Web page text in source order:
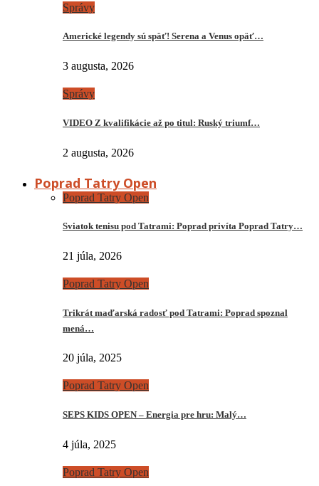
Správy
Americké legendy sú späť! Serena a Venus opäť…
3 augusta, 2026
Správy
VIDEO Z kvalifikácie až po titul: Ruský triumf…
2 augusta, 2026
Poprad Tatry Open
Poprad Tatry Open
Sviatok tenisu pod Tatrami: Poprad privíta Poprad Tatry…
21 júla, 2026
Poprad Tatry Open
Trikrát maďarská radosť pod Tatrami: Poprad spoznal
mená…
20 júla, 2025
Poprad Tatry Open
SEPS KIDS OPEN – Energia pre hru: Malý…
4 júla, 2025
Poprad Tatry Open